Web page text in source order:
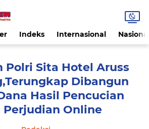
Indeks Internasional
Polri Sita Hotel Aruss
Dibangun
Hasil Pencucian
Perjudian Online